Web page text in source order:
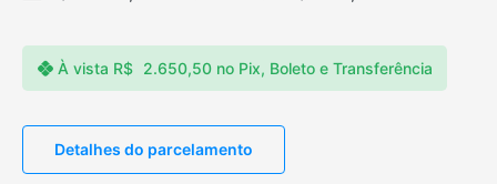
À vista R$ 2.650,50 no Pix, Boleto e Transferência
Detalhes do parcelamento